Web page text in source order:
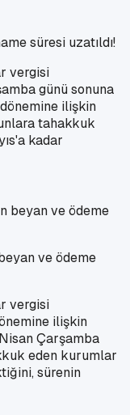
süresi uzatıldı!
vergisi
günü sonuna
ilişkin
tahakkuk
kadar
ve ödeme
vergisi
ilişkin
Çarşamba
eden kurumlar
sürenin